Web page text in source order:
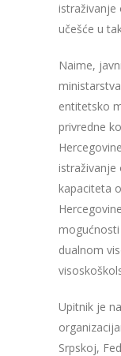
istraživanje
učešće u
Naime,
entitetsko
privredne
istraživanje
kapaciteta
dualnom
Upitnik je
Srpskoj,